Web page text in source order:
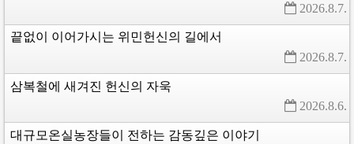
2026.8.7.
끝없이 이어가시는 위민헌신의 길에서
2026.8.7.
삼복철에 새겨진 헌신의 자욱
2026.8.6.
대규모온실농장들이 전하는 감동깊은 이야기